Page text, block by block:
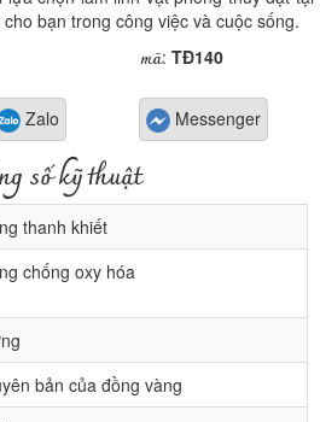
bạn trong công việc và cuộc sống.
mã: TĐ140
Zalo Messenger
số kỹ thuật
thanh khiết
chống oxy hóa
bản của đồng vàng